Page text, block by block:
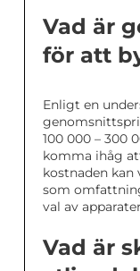
Vad är
för att
Enligt en
100 000 – 300
komma ihåg
kostnaden kan
som
val av
Vad är